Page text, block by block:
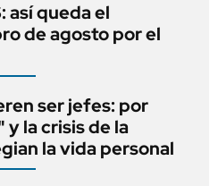
así queda el
de agosto por el
ser jefes: por
la crisis de la
la vida personal